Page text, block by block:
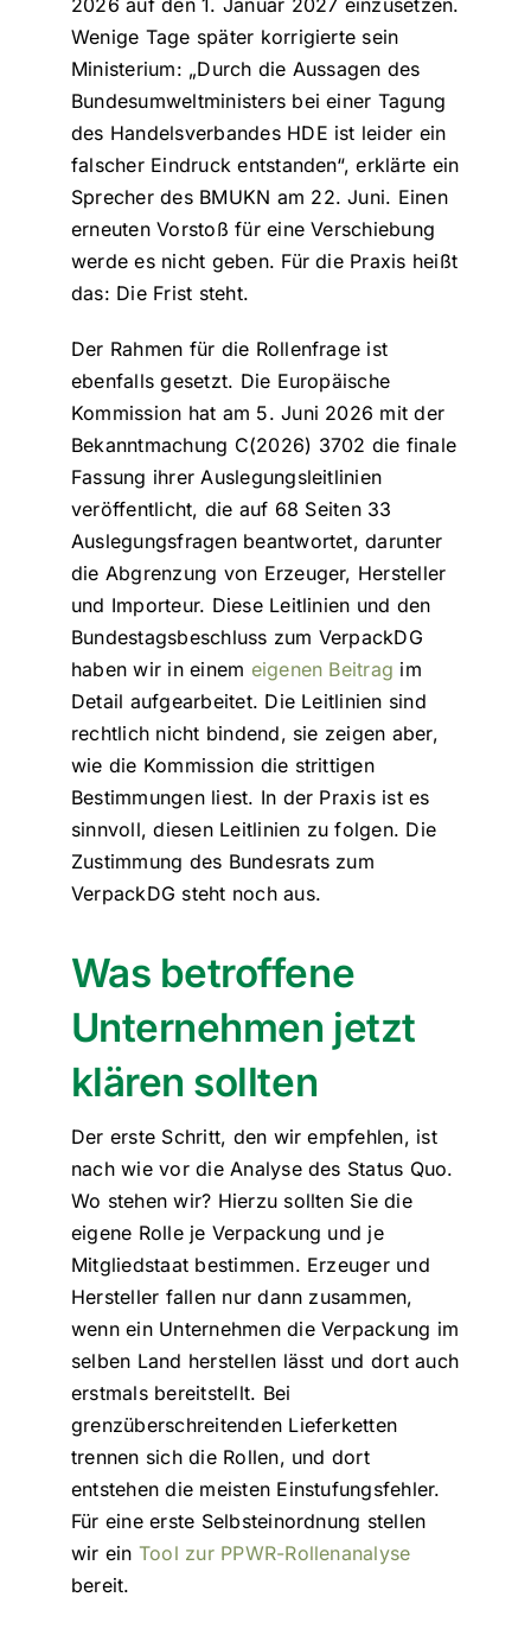
2026 auf den 1. Januar 2027 einzusetzen.
Wenige Tage später korrigierte sein
Ministerium: „Durch die Aussagen des
Bundesumweltministers bei einer Tagung
des Handelsverbandes HDE ist leider ein
falscher Eindruck entstanden“, erklärte ein
Sprecher des BMUKN am 22. Juni. Einen
erneuten Vorstoß für eine Verschiebung
werde es nicht geben. Für die Praxis heißt
das: Die Frist steht.
Der Rahmen für die Rollenfrage ist
ebenfalls gesetzt. Die Europäische
Kommission hat am 5. Juni 2026 mit der
Bekanntmachung C(2026) 3702 die finale
Fassung ihrer Auslegungsleitlinien
veröffentlicht, die auf 68 Seiten 33
Auslegungsfragen beantwortet, darunter
die Abgrenzung von Erzeuger, Hersteller
und Importeur. Diese Leitlinien und den
Bundestagsbeschluss zum VerpackDG
haben wir in einem eigenen Beitrag im
Detail aufgearbeitet. Die Leitlinien sind
rechtlich nicht bindend, sie zeigen aber,
wie die Kommission die strittigen
Bestimmungen liest. In der Praxis ist es
sinnvoll, diesen Leitlinien zu folgen. Die
Zustimmung des Bundesrats zum
VerpackDG steht noch aus.
Was betroffene
Unternehmen jetzt
klären sollten
Der erste Schritt, den wir empfehlen, ist
nach wie vor die Analyse des Status Quo.
Wo stehen wir? Hierzu sollten Sie die
eigene Rolle je Verpackung und je
Mitgliedstaat bestimmen. Erzeuger und
Hersteller fallen nur dann zusammen,
wenn ein Unternehmen die Verpackung im
selben Land herstellen lässt und dort auch
erstmals bereitstellt. Bei
grenzüberschreitenden Lieferketten
trennen sich die Rollen, und dort
entstehen die meisten Einstufungsfehler.
Für eine erste Selbsteinordnung stellen
wir ein Tool zur PPWR-Rollenanalyse
bereit.